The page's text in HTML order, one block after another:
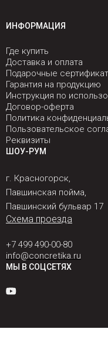
ИНФОРМАЦИЯ
Где купить
Доставка и оплата
Подарочные
Гарантия на продукцию
Инструкция по
Договор-оферта
Политика
Пользовательское
Реквизиты
ШОУ-РУМ
г. Красногорск,
Павшинская пойма,
Павшинский бульвар 17
Схема проезда
+7 499 490-00-80
info@concretika.ru
МЫ В СОЦСЕТЯХ